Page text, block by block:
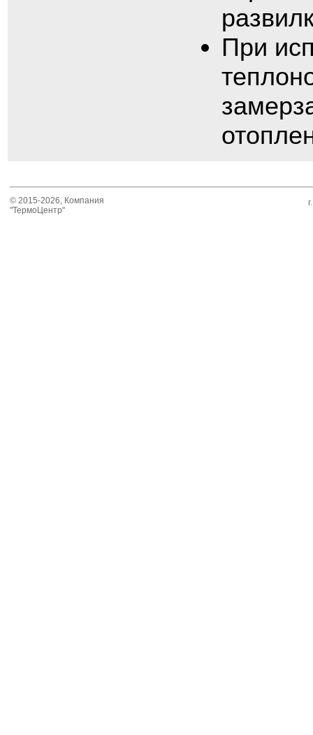
При
© 2015-2026, Компания
"ТермоЦентр"